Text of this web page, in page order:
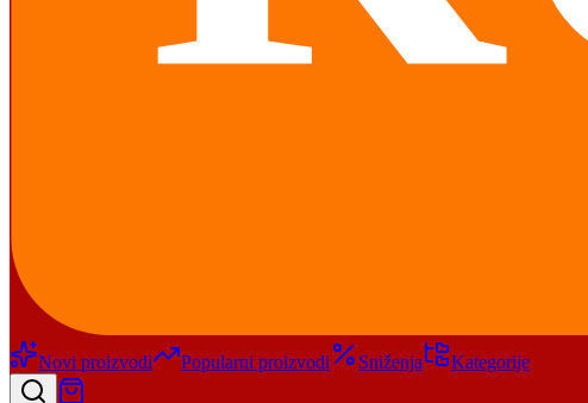
Novi proizvodi Popularni proizvodi Sniženja Kategorije